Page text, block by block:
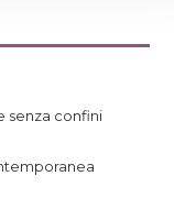
senza confini